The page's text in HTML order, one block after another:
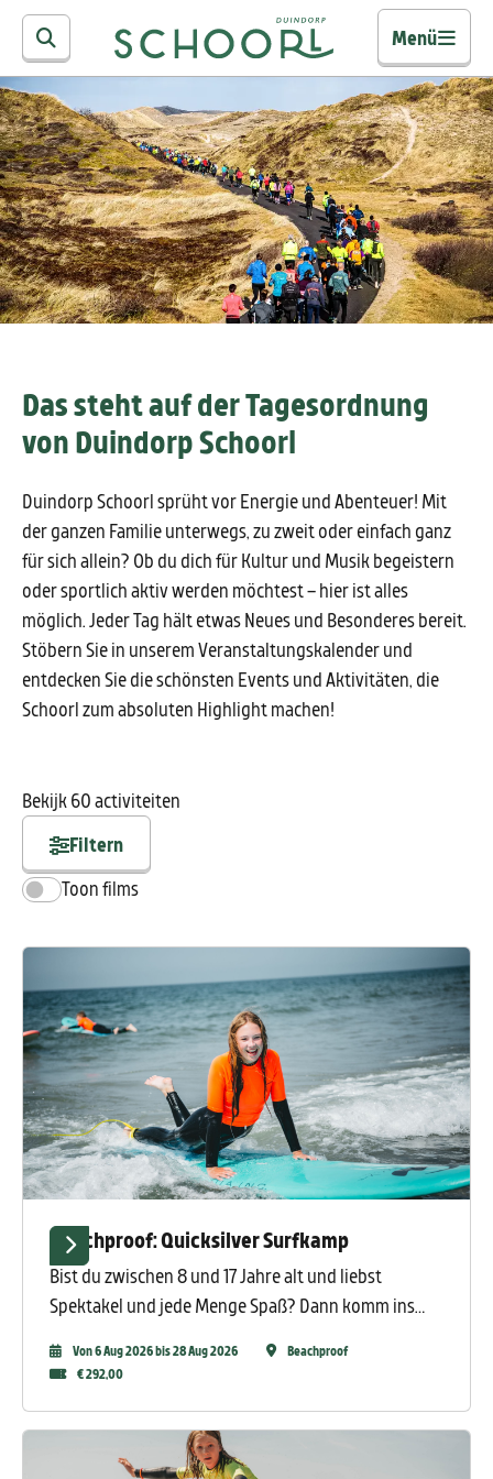
Menü
Das steht auf der Tagesordnung
von Duindorp Schoorl
Duindorp Schoorl sprüht vor Energie und Abenteuer! Mit
der ganzen Familie unterwegs, zu zweit oder einfach ganz
für sich allein? Ob du dich für Kultur und Musik begeistern
oder sportlich aktiv werden möchtest – hier ist alles
möglich. Jeder Tag hält etwas Neues und Besonderes bereit.
Stöbern Sie in unserem Veranstaltungskalender und
entdecken Sie die schönsten Events und Aktivitäten, die
Schoorl zum absoluten Highlight machen!
Bekijk60activiteiten
Filtern
Toon films
Beachproof: Quicksilver Surfkamp
Bist du zwischen 8 und 17 Jahre alt und liebst
Spektakel und jede Menge Spaß? Dann komm ins
Surf Camp ist der absolute Renner, und fünf Tage
Camperduin. Du wirst von erfahrenen, zertifizierten
Surflehrern unterrichtet, die immer für einen Spaß
Von 6 Aug 2026 bis 28 Aug 2026
Beachproof
€ 292,00